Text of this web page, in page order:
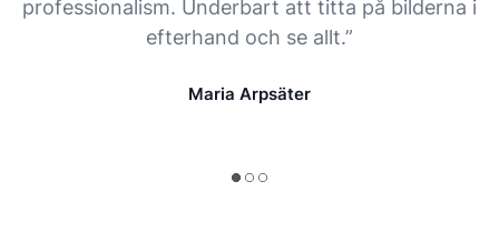
professionalism. Underbart att titta på bilderna i
efterhand och se allt.”
Maria Arpsäter